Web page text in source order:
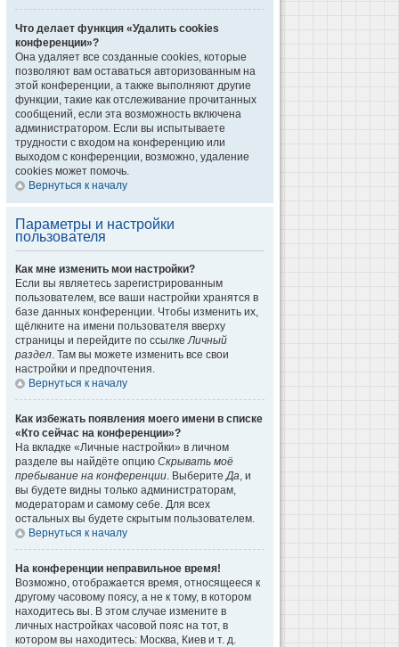
Что делает функция «Удалить cookies
конференции»?
Она удаляет все созданные cookies, которые
позволяют вам оставаться авторизованным на
этой конференции, а также выполняют другие
функции, такие как отслеживание прочитанных
сообщений, если эта возможность включена
администратором. Если вы испытываете
трудности с входом на конференцию или
выходом с конференции, возможно, удаление
cookies может помочь.
Вернуться к началу
Параметры и настройки
пользователя
Как мне изменить мои настройки?
Если вы являетесь зарегистрированным
пользователем, все ваши настройки хранятся в
базе данных конференции. Чтобы изменить их,
щёлкните на имени пользователя вверху
страницы и перейдите по ссылкеЛичный
раздел. Там вы можете изменить все свои
настройки и предпочтения.
Вернуться к началу
Как избежать появления моего имени в списке
«Кто сейчас на конференции»?
На вкладке «Личные настройки» в личном
разделе вы найдёте опцию Скрывать моё
пребывание на конференции. ВыберитеДа, и
вы будете видны только администраторам,
модераторам и самому себе. Для всех
остальных вы будете скрытым пользователем.
Вернуться к началу
На конференции неправильное время!
Возможно, отображается время, относящееся к
другому часовому поясу, а не к тому, в котором
находитесь вы. В этом случае измените в
личных настройках часовой пояс на тот, в
котором вы находитесь: Москва, Киев и т. д.